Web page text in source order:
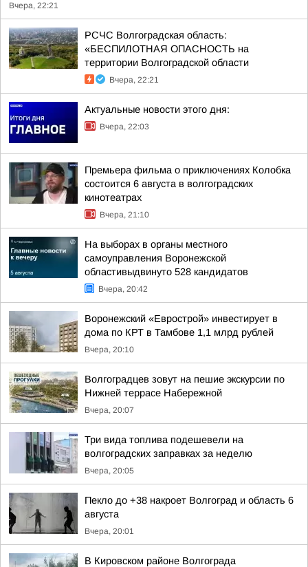
Вчера, 22:21
РСЧС Волгоградская область:
«БЕСПИЛОТНАЯ ОПАСНОСТЬ на
территории Волгоградской области
Вчера, 22:21
Актуальные новости этого дня:
Вчера, 22:03
Премьера фильма о приключениях Колобка
состоится 6 августа в волгоградских
кинотеатрах
Вчера, 21:10
На выборах в органы местного
самоуправления Воронежской
областивыдвинуто 528 кандидатов
Вчера, 20:42
Воронежский «Еврострой» инвестирует в
дома по КРТ в Тамбове 1,1 млрд рублей
Вчера, 20:10
Волгоградцев зовут на пешие экскурсии по
Нижней террасе Набережной
Вчера, 20:07
Три вида топлива подешевели на
волгоградских заправках за неделю
Вчера, 20:05
Пекло до +38 накроет Волгоград и область 6
августа
Вчера, 20:01
В Кировском районе Волгограда